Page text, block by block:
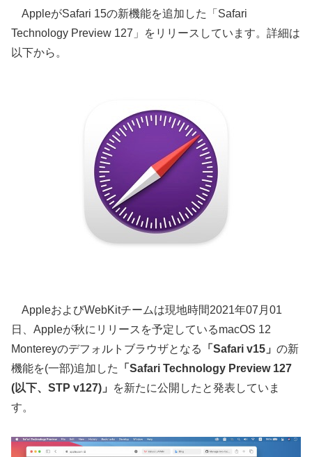
AppleがSafari 15の新機能を追加した「Safari
Technology Preview 127」をリリースしています。詳細は
以下から。
AppleおよびWebKitチームは現地時間2021年07月01
日、Appleが秋にリリースを予定しているmacOS 12
Montereyのデフォルトブラウザとなる
「Safari v15」 の新
機能を(一部)追加した
「Safari Technology Preview 127
(以下、STP v127)」
を新たに公開したと発表していま
す。